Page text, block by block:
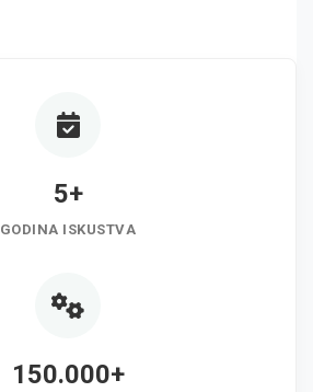
5+
GODINA ISKUSTVA
150.000+